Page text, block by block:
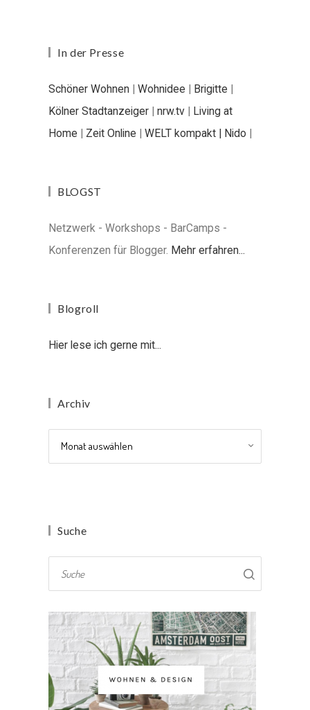
In der Presse
Schöner Wohnen | Wohnidee | Brigitte |
Kölner Stadtanzeiger | nrw.tv | Living at
Home | Zeit Online | WELT kompakt | Nido |
BLOGST
Netzwerk - Workshops - BarCamps -
Konferenzen für Blogger. Mehr erfahren...
Blogroll
Hier lese ich gerne mit...
Archiv
Suche